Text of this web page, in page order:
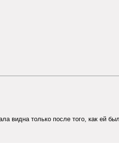
видна только после того, как ей